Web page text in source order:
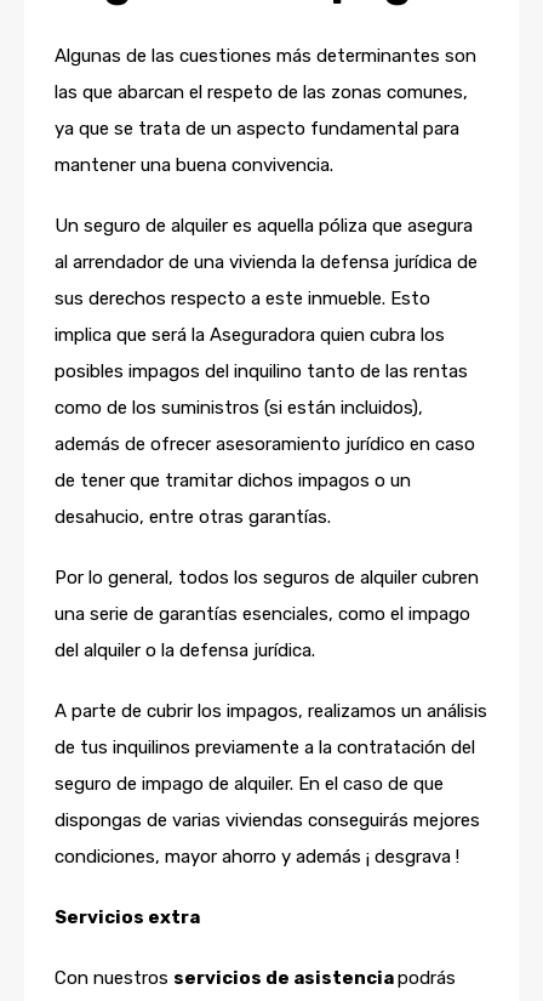
Algunas de las cuestiones más determinantes son
las que abarcan el respeto de las zonas comunes,
ya que se trata de un aspecto fundamental para
mantener una buena convivencia.
Un seguro de alquiler es aquella póliza que asegura
al arrendador de una vivienda la defensa jurídica de
sus derechos respecto a este inmueble. Esto
implica que será la Aseguradora quien cubra los
posibles impagos del inquilino tanto de las rentas
como de los suministros (si están incluidos),
además de ofrecer asesoramiento jurídico en caso
de tener que tramitar dichos impagos o un
desahucio, entre otras garantías.
Por lo general, todos los seguros de alquiler cubren
una serie de garantías esenciales, como el impago
del alquiler o la defensa jurídica.
A parte de cubrir los impagos, realizamos un análisis
de tus inquilinos previamente a la contratación del
seguro de impago de alquiler. En el caso de que
dispongas de varias viviendas conseguirás mejores
condiciones, mayor ahorro y además ¡ desgrava !
Servicios extra
Con nuestros servicios de asistenciapodrás